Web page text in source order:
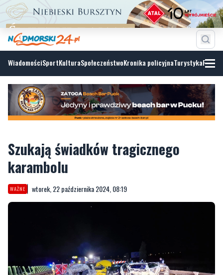
WiadomościSportKulturaSpołeczeństwoKronika policyjnaTurystyka
Szukają świadków tragicznego
karambolu
WAŻNE wtorek, 22 października 2024, 08:19